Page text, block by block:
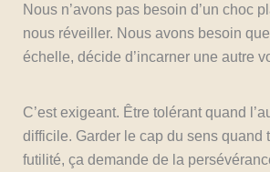
Nous n’avons pas besoin d’un choc
nous réveiller. Nous avons besoin
échelle, décide d’incarner une autre
C’est exigeant. Être tolérant quand
difficile. Garder le cap du sens quand
futilité, ça demande de la